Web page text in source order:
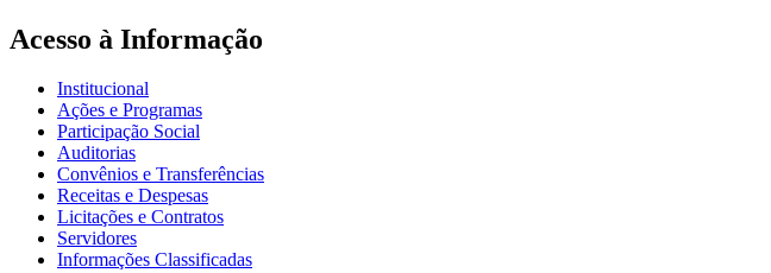
Acesso à Informação
Institucional
Ações e Programas
Participação Social
Auditorias
Convênios e Transferências
Receitas e Despesas
Licitações e Contratos
Servidores
Informações Classificadas